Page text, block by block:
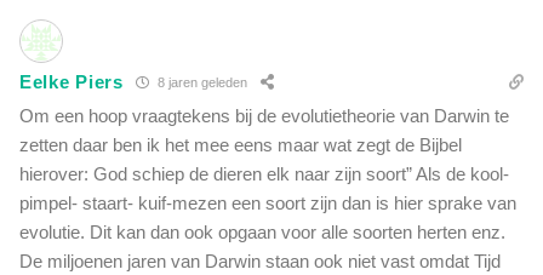
o
b
i
n
v
e
r
Eelke Piers 8 jaren geleden
Om een hoop vraagtekens bij de evolutietheorie van Darwin te
zetten daar ben ik het mee eens maar wat zegt de Bijbel
hierover: God schiep de dieren elk naar zijn soort” Als de kool-
pimpel- staart- kuif-mezen een soort zijn dan is hier sprake van
evolutie. Dit kan dan ook opgaan voor alle soorten herten enz.
De miljoenen jaren van Darwin staan ook niet vast omdat Tijd